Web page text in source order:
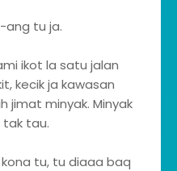
ang tu ja.
ikot la satu jalan
kecik ja kawasan
jimat minyak. Minyak
tak tau.
tu, tu diaaa baq